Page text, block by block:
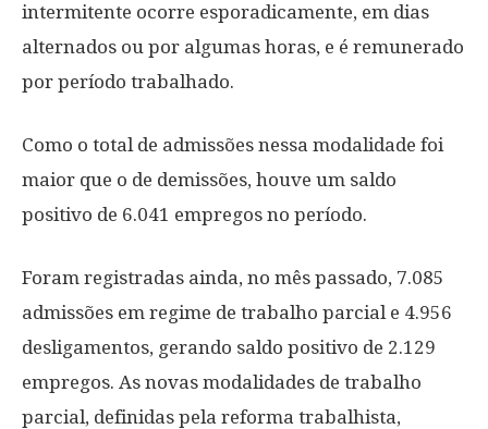
intermitente ocorre esporadicamente, em dias
alternados ou por algumas horas, e é remunerado
por período trabalhado.
Como o total de admissões nessa modalidade foi
maior que o de demissões, houve um saldo
positivo de 6.041 empregos no período.
Foram registradas ainda, no mês passado, 7.085
admissões em regime de trabalho parcial e 4.956
desligamentos, gerando saldo positivo de 2.129
empregos. As novas modalidades de trabalho
parcial, definidas pela reforma trabalhista,